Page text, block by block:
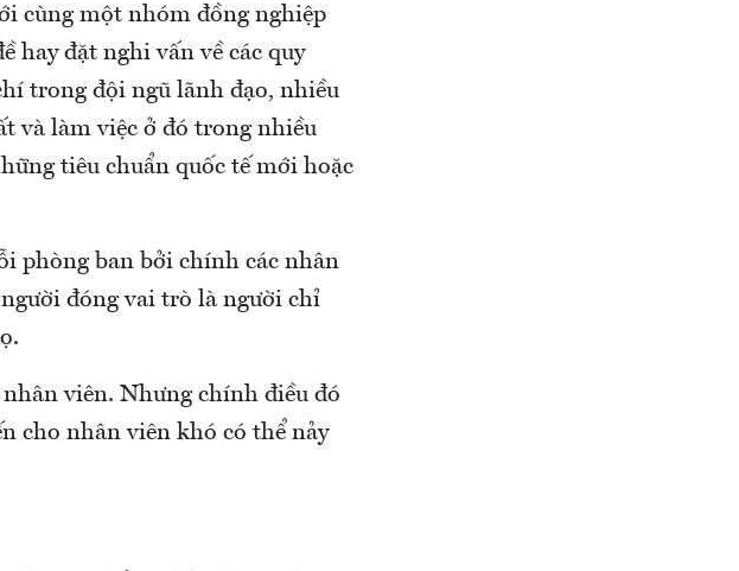
cùng một nhóm đồng nghiệp
hay đặt nghi vấn về các quy
trong đội ngũ lãnh đạo, nhiều
và làm việc ở đó trong nhiều
tiêu chuẩn quốc tế mới hoặc
phòng ban bởi chính các nhân
đóng vai trò là người chỉ
viên. Nhưng chính điều đó
cho nhân viên khó có thể nảy